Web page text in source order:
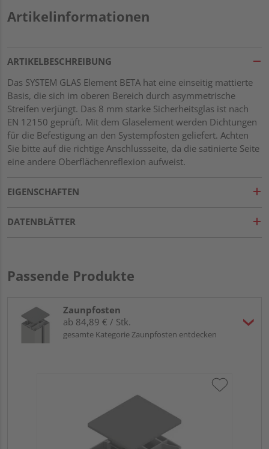
Artikelinformationen
ARTIKELBESCHREIBUNG
Das SYSTEM GLAS Element BETA hat eine einseitig mattierte
Basis, die sich im oberen Bereich durch asymmetrische
Streifen verjüngt. Das 8 mm starke Sicherheitsglas ist nach
EN 12150 geprüft. Mit dem Glaselement werden Dichtungen
für die Befestigung an den Systempfosten geliefert. Achten
Sie bitte auf die richtige Anschlussseite, da die satinierte Seite
eine andere Oberflächenreflexion aufweist.
EIGENSCHAFTEN
DATENBLÄTTER
Passende Produkte
Zaunpfosten
ab 84,89 € / Stk.
gesamte Kategorie Zaunpfosten entdecken